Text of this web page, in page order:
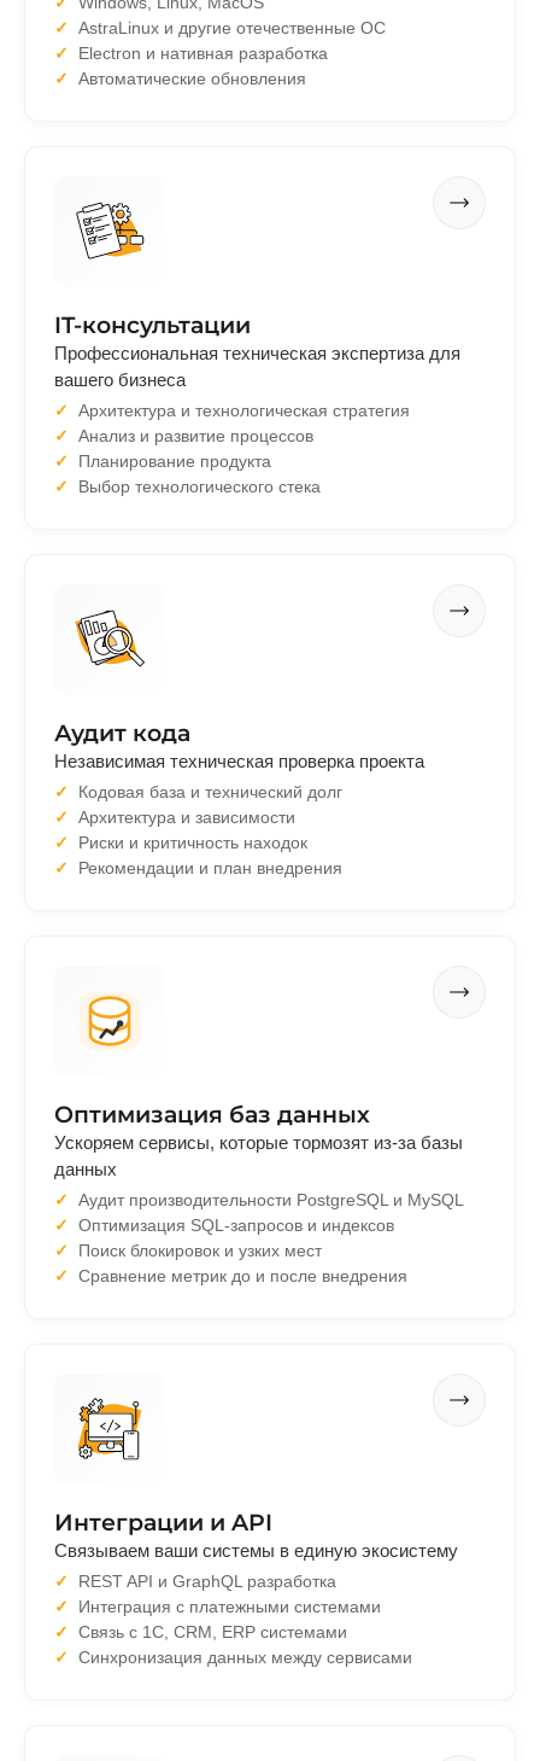
AstraLinux и другие отечественные ОС
Electron и нативная разработка
Автоматические обновления
IT-консультации
Профессиональная техническая экспертиза для
вашего бизнеса
Архитектура и технологическая стратегия
Анализ и развитие процессов
Планирование продукта
Выбор технологического стека
Аудит кода
Независимая техническая проверка проекта
Кодовая база и технический долг
Архитектура и зависимости
Риски и критичность находок
Рекомендации и план внедрения
Оптимизация баз данных
Ускоряем сервисы, которые тормозят из-за базы
данных
Аудит производительности PostgreSQL и MySQL
Оптимизация SQL-запросов и индексов
Поиск блокировок и узких мест
Сравнение метрик до и после внедрения
Интеграции и API
Связываем ваши системы в единую экосистему
REST API и GraphQL разработка
Интеграция с платежными системами
Связь с 1С, CRM, ERP системами
Синхронизация данных между сервисами